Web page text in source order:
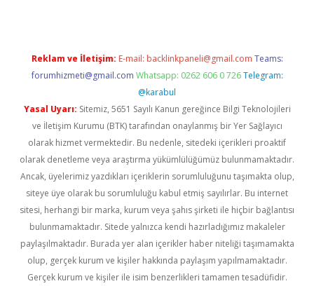
Reklam ve İletişim: E-mail: backlinkpaneli@gmail.com Teams:
forumhizmeti@gmail.com Whatsapp: 0262 606 0 726 Telegram:
@karabul
Yasal Uyarı: Sitemiz, 5651 Sayılı Kanun gereğince Bilgi Teknolojileri
ve İletişim Kurumu (BTK) tarafından onaylanmış bir Yer Sağlayıcı
olarak hizmet vermektedir. Bu nedenle, sitedeki içerikleri proaktif
olarak denetleme veya araştırma yükümlülüğümüz bulunmamaktadır.
Ancak, üyelerimiz yazdıkları içeriklerin sorumluluğunu taşımakta olup,
siteye üye olarak bu sorumluluğu kabul etmiş sayılırlar. Bu internet
sitesi, herhangi bir marka, kurum veya şahıs şirketi ile hiçbir bağlantısı
bulunmamaktadır. Sitede yalnızca kendi hazırladığımız makaleler
paylaşılmaktadır. Burada yer alan içerikler haber niteliği taşımamakta
olup, gerçek kurum ve kişiler hakkında paylaşım yapılmamaktadır.
Gerçek kurum ve kişiler ile isim benzerlikleri tamamen tesadüfidir.